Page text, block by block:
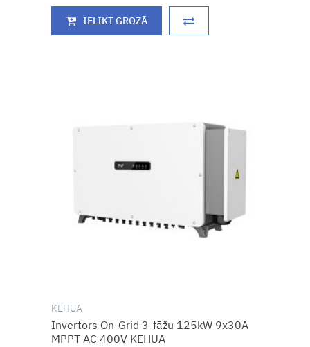
IELIKT GROZĀ
KEHUA
Invertors On-Grid 3-fāžu 125kW 9x30A
MPPT AC 400V KEHUA